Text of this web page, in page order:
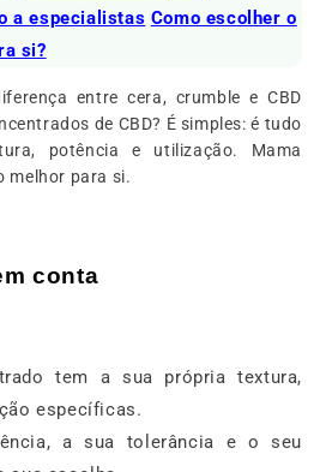
a especialistas Como escolher o
si?
entre cera, crumble e CBD
de CBD? É simples: é tudo
potência e utilização. Mama
melhor para si.
conta
tem a sua própria textura,
específicas.
a sua tolerância e o seu